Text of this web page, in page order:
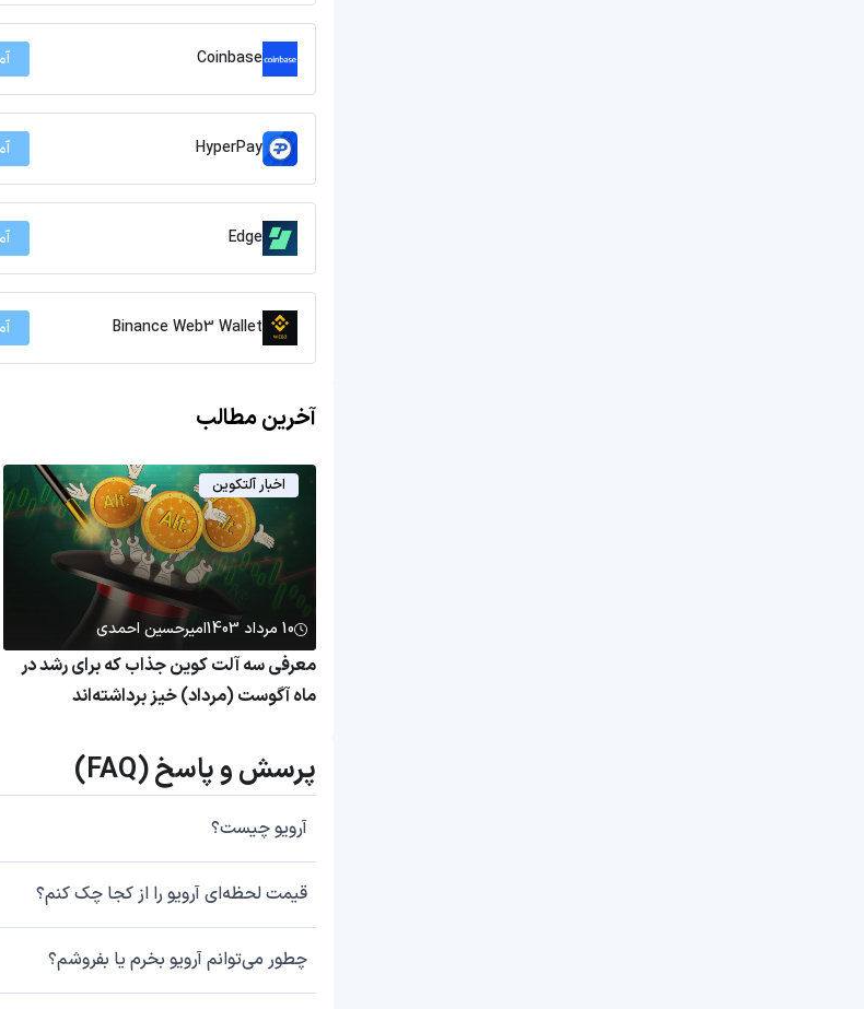
Coinbase
HyperPay
Edge
Binance Web3 Wallet
آخرین مطالب
اخبار آلتکوین
10 مرداد 1403 امیرحسین احمدی
معرفی سه آلت‌ کوین جذاب که برای رشد در
ماه آگوست (مرداد) خیز برداشته‌اند
پرسش و پاسخ (FAQ)
آرویو چیست؟
قیمت لحظه‌ای آرویو را از کجا چک کنم؟
چطور می‌توانم آرویو بخرم یا بفروشم؟